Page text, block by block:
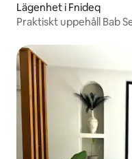
Lägenhet i Fnideq
Praktiskt uppehåll Bab